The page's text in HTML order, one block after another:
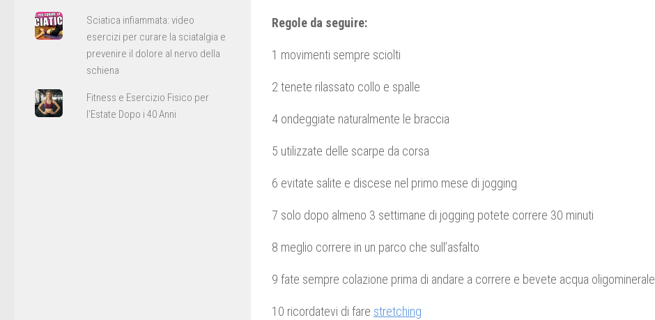
Regole da seguire:
1 movimenti sempre sciolti
2 tenete rilassato collo e spalle
4 ondeggiate naturalmente le braccia
5 utilizzate delle scarpe da corsa
6 evitate salite e discese nel primo mese di jogging
7 solo dopo almeno 3 settimane di jogging potete correre 30 minuti
8 meglio correre in un parco che sull’asfalto
9 fate sempre colazione prima di andare a correre e bevete acqua oligominerale
10 ricordatevi di fare stretching
Sciatica infiammata: video
esercizi per curare la sciatalgia e
prevenire il dolore al nervo della
schiena
Fitness e Esercizio Fisico per
l'Estate Dopo i 40 Anni